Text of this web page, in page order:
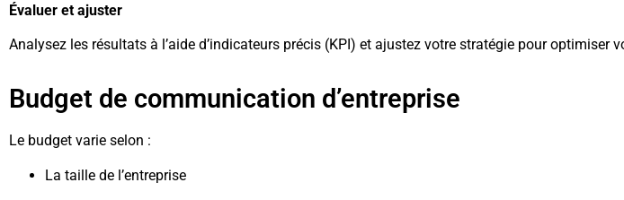
Évaluer et ajuster
Analysez les résultats à l’aide d’indicateurs précis (KPI) et ajustez votre stratégie pour optimiser
Budget de communication d’entreprise
Le budget varie selon :
La taille de l’entreprise